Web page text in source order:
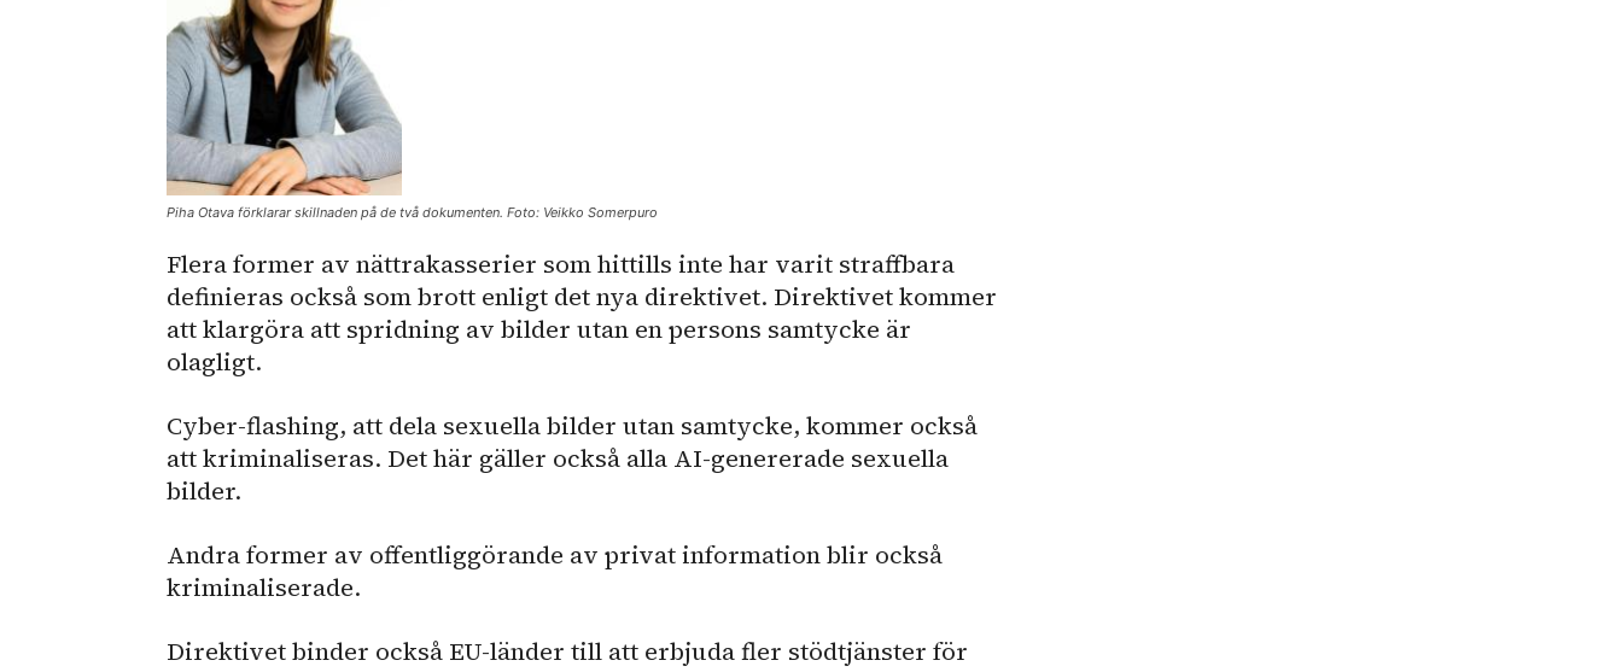
Piha Otava förklarar skillnaden på de två dokumenten. Foto: Veikko Somerpuro
Flera former av nättrakasserier som hittills inte har varit straffbara
definieras också som brott enligt det nya direktivet. Direktivet kommer
att klargöra att spridning av bilder utan en persons samtycke är
olagligt.
Cyber-flashing, att dela sexuella bilder utan samtycke, kommer också
att kriminaliseras. Det här gäller också alla AI-genererade sexuella
bilder.
Andra former av offentliggörande av privat information blir också
kriminaliserade.
Direktivet binder också EU-länder till att erbjuda fler stödtjänster för